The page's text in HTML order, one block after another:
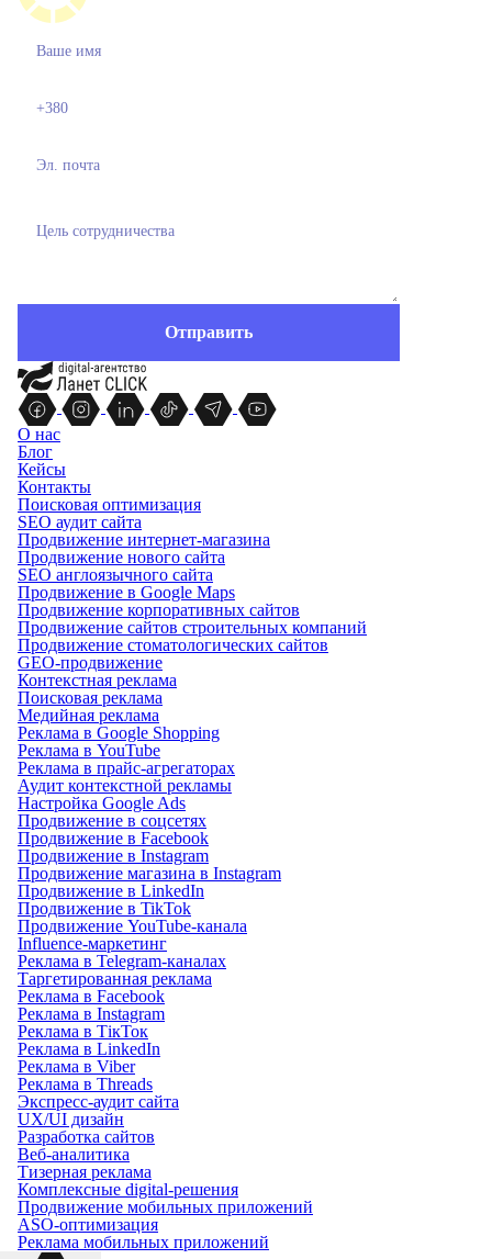
О нас
Блог
Кейсы
Контакты
Поисковая оптимизация
SEO аудит сайта
Продвижение интернет-магазина
Продвижение нового сайта
SEO англоязычного сайта
Продвижение в Google Maps
Продвижение корпоративных сайтов
Продвижение сайтов строительных компаний
Продвижение стоматологических сайтов
GEO-продвижение
Контекстная реклама
Поисковая реклама
Медийная реклама
Реклама в Google Shopping
Реклама в YouTube
Реклама в прайс-агрегаторах
Аудит контекстной рекламы
Настройка Google Ads
Продвижение в соцсетях
Продвижение в Facebook
Продвижение в Instagram
Продвижение магазина в Instagram
Продвижение в LinkedIn
Продвижение в TikTok
Продвижение YouTube-канала
Influence-маркетинг
Реклама в Telegram-каналах
Таргетированная реклама
Реклама в Facebook
Реклама в Instagram
Реклама в ТікТок
Реклама в LinkedIn
Реклама в Viber
Реклама в Threads
Экспресс-аудит сайта
UX/UI дизайн
Разработка сайтов
Веб-аналитика
Тизерная реклама
Комплексные digital-решения
Продвижение мобильных приложений
ASO-оптимизация
Реклама мобильных приложений